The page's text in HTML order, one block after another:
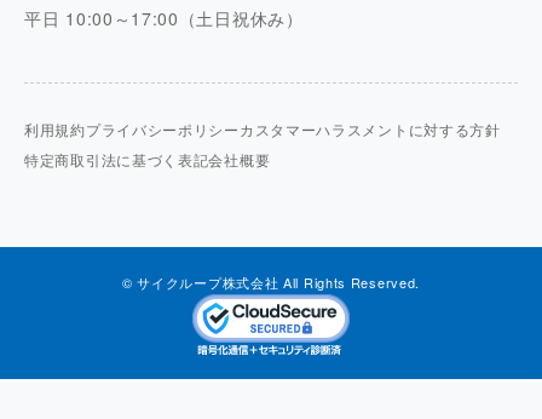
平日 10:00～17:00（土日祝休み）
利用規約プライバシーポリシーカスタマーハラスメントに対する方針
特定商取引法に基づく表記会社概要
© サイクループ株式会社 All Rights Reserved.